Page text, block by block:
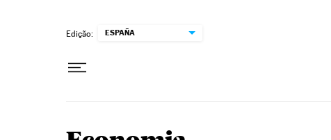
Edição: ESPAÑA